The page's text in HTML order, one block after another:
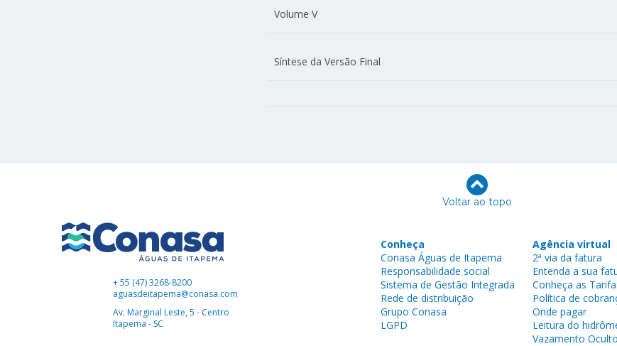
Volume V
Síntese da Versão Final
Voltar ao topo
+ 55 (47) 3268-8200
aguasdeitapema@conasa.com
Av. Marginal Leste, 5 - Centro
Itapema - SC
Conheça
Conasa Águas de Itapema
Responsabilidade social
Sistema de Gestão Integrada
Rede de distribuição
Grupo Conasa
LGPD
Agência virtual
2ª via da fatura
Entenda a sua
Conheça as
Política de
Onde pagar
Leitura do
Vazamento Oculto